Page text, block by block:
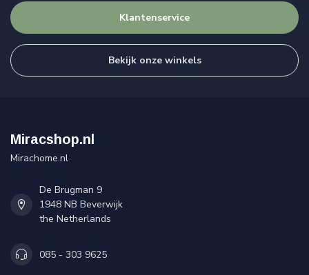
Klantenservice
Bekijk onze winkels
Miracshop.nl
Mirachome.nl
De Brugman 9
1948 NB Beverwijk
the Netherlands
085 - 303 9625